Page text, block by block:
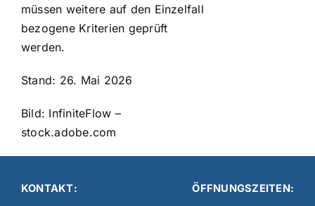
müssen weitere auf den Einzelfall
bezogene Kriterien geprüft
werden.
Stand: 26. Mai 2026
Bild: InfiniteFlow –
stock.adobe.com
KONTAKT: ÖFFNUNGSZEITEN: